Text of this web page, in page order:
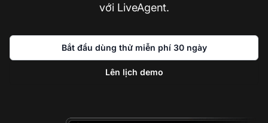
với LiveAgent.
Bắt đầu dùng thử miễn phí 30 ngày
Lên lịch demo